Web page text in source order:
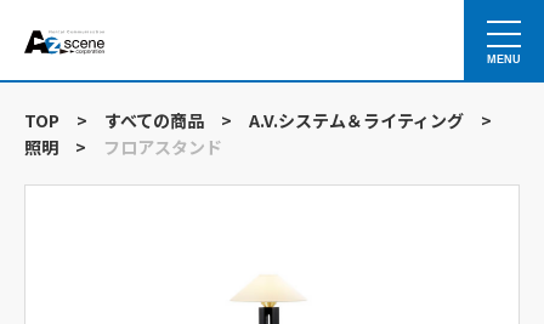
MENU
TOP > すべての商品 > A.V.システム＆ライティング
>
照明
> フロアスタンド